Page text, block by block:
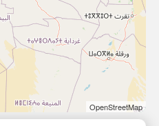
OpenStreetMap